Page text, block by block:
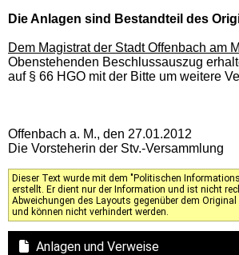
Die Anlagen sind Bestandteil des
Dem Magistrat der Stadt Offenbach am
Obenstehenden Beschlussauszug
auf § 66 HGO mit der Bitte um weitere
Offenbach a. M., den 27.01.2012
Die Vorsteherin der Stv.-Versammlung
Dieser Text wurde mit dem "Politischen
erstellt. Er dient nur der Information und ist nicht
Abweichungen des Layouts gegenüber dem
und können nicht verhindert werden.
Anlagen und Verweise